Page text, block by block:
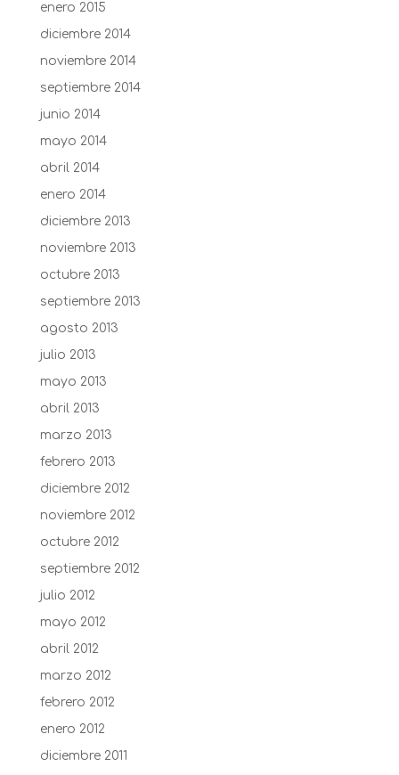
enero 2015
diciembre 2014
noviembre 2014
septiembre 2014
junio 2014
mayo 2014
abril 2014
enero 2014
diciembre 2013
noviembre 2013
octubre 2013
septiembre 2013
agosto 2013
julio 2013
mayo 2013
abril 2013
marzo 2013
febrero 2013
diciembre 2012
noviembre 2012
octubre 2012
septiembre 2012
julio 2012
mayo 2012
abril 2012
marzo 2012
febrero 2012
enero 2012
diciembre 2011